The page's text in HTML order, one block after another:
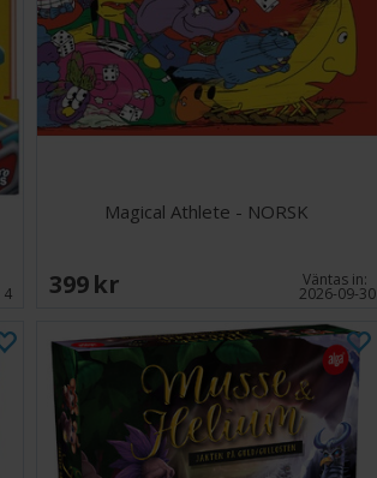
4
Magical Athlete - NORSK
399 SEK Väntas in:
2026-09-30